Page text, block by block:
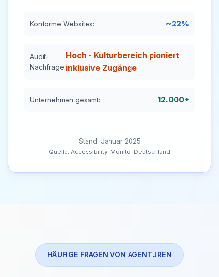
Konforme Websites: ~22%
Audit-
Nachfrage:
Hoch - Kulturbereich pioniert
inklusive Zugänge
Unternehmen gesamt: 12.000+
Stand: Januar 2025
Quelle: Accessibility-Monitor Deutschland
HÄUFIGE FRAGEN VON AGENTUREN